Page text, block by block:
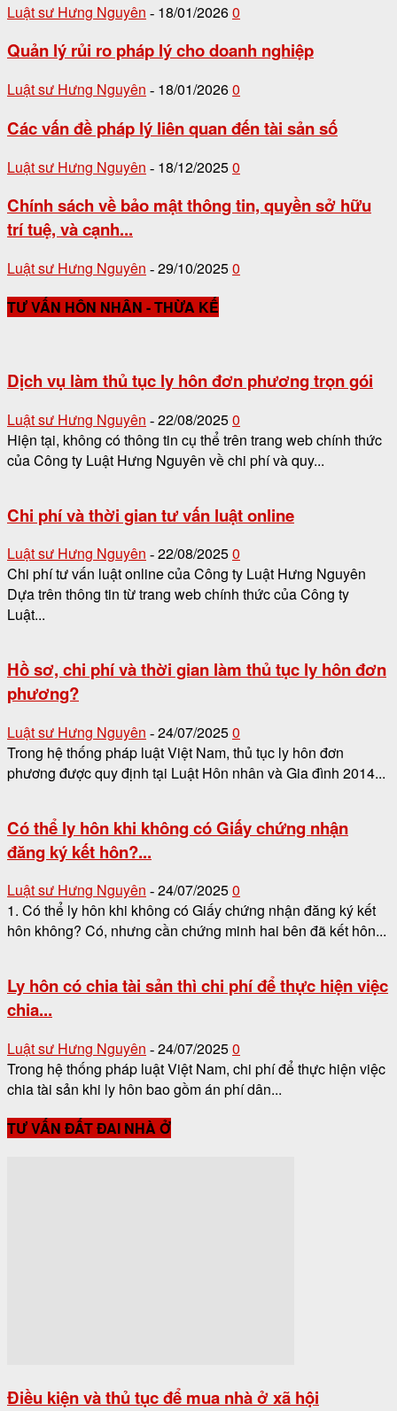
Luật sư Hưng Nguyên - 18/01/20260
Quản lý rủi ro pháp lý cho doanh nghiệp
Luật sư Hưng Nguyên - 18/01/20260
Các vấn đề pháp lý liên quan đến tài sản số
Luật sư Hưng Nguyên - 18/12/20250
Chính sách về bảo mật thông tin, quyền sở hữu
trí tuệ, và cạnh...
Luật sư Hưng Nguyên - 29/10/20250
TƯ VẤN HÔN NHÂN - THỪA KẾ
Dịch vụ làm thủ tục ly hôn đơn phương trọn gói
Luật sư Hưng Nguyên - 22/08/20250
Hiện tại, không có thông tin cụ thể trên trang web chính thức
của Công ty Luật Hưng Nguyên về chi phí và quy...
Chi phí và thời gian tư vấn luật online
Luật sư Hưng Nguyên - 22/08/20250
Chi phí tư vấn luật online của Công ty Luật Hưng Nguyên
Dựa trên thông tin từ trang web chính thức của Công ty
Luật...
Hồ sơ, chi phí và thời gian làm thủ tục ly hôn đơn
phương?
Luật sư Hưng Nguyên - 24/07/20250
Trong hệ thống pháp luật Việt Nam, thủ tục ly hôn đơn
phương được quy định tại Luật Hôn nhân và Gia đình 2014...
Có thể ly hôn khi không có Giấy chứng nhận
đăng ký kết hôn?...
Luật sư Hưng Nguyên - 24/07/20250
1. Có thể ly hôn khi không có Giấy chứng nhận đăng ký kết
hôn không? Có, nhưng cần chứng minh hai bên đã kết hôn...
Ly hôn có chia tài sản thì chi phí để thực hiện việc
chia...
Luật sư Hưng Nguyên - 24/07/20250
Trong hệ thống pháp luật Việt Nam, chi phí để thực hiện việc
chia tài sản khi ly hôn bao gồm án phí dân...
TƯ VẤN ĐẤT ĐAI NHÀ Ở
Điều kiện và thủ tục để mua nhà ở xã hội